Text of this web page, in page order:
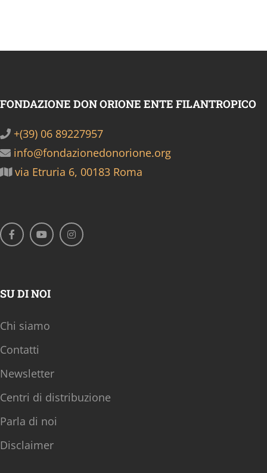
FONDAZIONE DON ORIONE ENTE FILANTROPICO
+(39) 06 89227957
info@fondazionedonorione.org
via Etruria 6, 00183 Roma
SU DI NOI
Chi siamo
Contatti
Newsletter
Centri di distribuzione
Parla di noi
Disclaimer